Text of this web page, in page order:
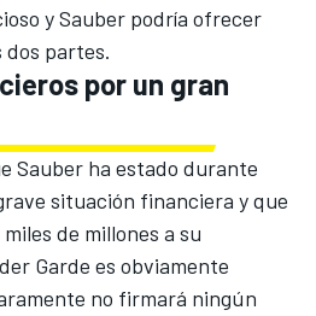
y Sauber podría ofrecer
dos partes.
por un gran
Sauber ha estado durante
situación financiera y que
de millones a su
Garde es obviamente
no firmará ningún